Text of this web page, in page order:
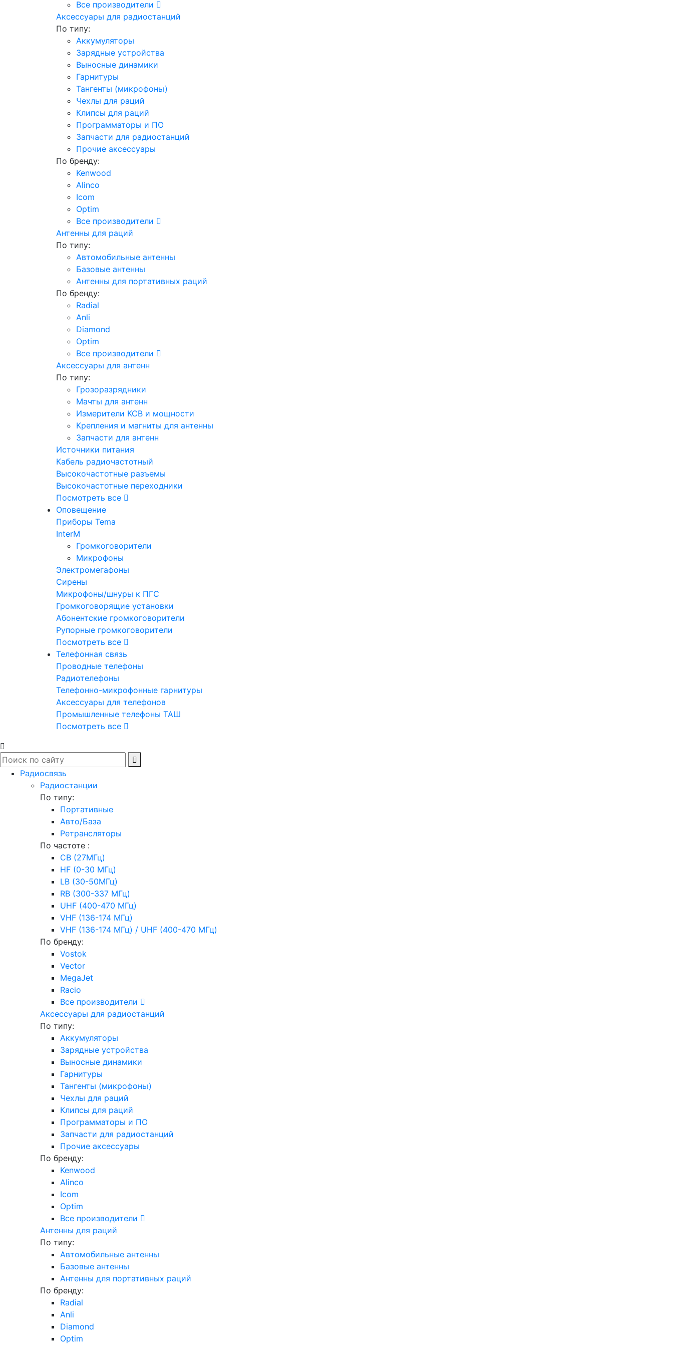
Все производители
Аксессуары для радиостанций
По типу:
Аккумуляторы
Зарядные устройства
Выносные динамики
Гарнитуры
Тангенты (микрофоны)
Чехлы для раций
Клипсы для раций
Программаторы и ПО
Запчасти для радиостанций
Прочие аксессуары
По бренду:
Kenwood
Alinco
Icom
Optim
Все производители
Антенны для раций
По типу:
Автомобильные антенны
Базовые антенны
Антенны для портативных раций
По бренду:
Radial
Anli
Diamond
Optim
Все производители
Аксессуары для антенн
По типу:
Грозоразрядники
Мачты для антенн
Измерители КСВ и мощности
Крепления и магниты для антенны
Запчасти для антенн
Источники питания
Кабель радиочастотный
Высокочастотные разъемы
Высокочастотные переходники
Посмотреть все
Оповещение
Приборы Tema
InterM
Громкоговорители
Микрофоны
Электромегафоны
Сирены
Микрофоны/шнуры к ПГС
Громкоговорящие установки
Абонентские громкоговорители
Рупорные громкоговорители
Посмотреть все
Телефонная связь
Проводные телефоны
Радиотелефоны
Телефонно-микрофонные гарнитуры
Аксессуары для телефонов
Промышленные телефоны ТАШ
Посмотреть все
Радиосвязь
Радиостанции
По типу:
Портативные
Авто/База
Ретрансляторы
По частоте :
CB (27МГц)
HF (0-30 МГц)
LB (30-50МГц)
RB (300-337 МГц)
UHF (400-470 МГц)
VHF (136-174 МГц)
VHF (136-174 МГц) / UHF (400-470 МГц)
По бренду:
Vostok
Vector
MegaJet
Racio
Все производители
Аксессуары для радиостанций
По типу:
Аккумуляторы
Зарядные устройства
Выносные динамики
Гарнитуры
Тангенты (микрофоны)
Чехлы для раций
Клипсы для раций
Программаторы и ПО
Запчасти для радиостанций
Прочие аксессуары
По бренду:
Kenwood
Alinco
Icom
Optim
Все производители
Антенны для раций
По типу:
Автомобильные антенны
Базовые антенны
Антенны для портативных раций
По бренду:
Radial
Anli
Diamond
Optim